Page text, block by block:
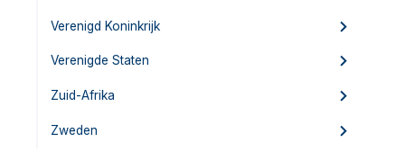
Verenigd Koninkrijk
Verenigde Staten
Zuid-Afrika
Zweden